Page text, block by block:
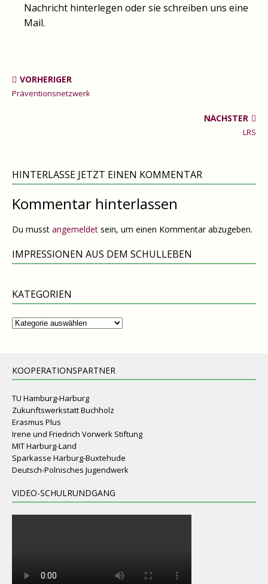
Nachricht hinterlegen oder sie schreiben uns eine
Mail.
VORHERIGER
Präventionsnetzwerk
NÄCHSTER
LRS
HINTERLASSE JETZT EINEN KOMMENTAR
Kommentar hinterlassen
Du musst angemeldet sein, um einen Kommentar abzugeben.
IMPRESSIONEN AUS DEM SCHULLEBEN
KATEGORIEN
Kategorien
KOOPERATIONSPARTNER
TU Hamburg-Harburg
Zukunftswerkstatt Buchholz
Erasmus Plus
Irene und Friedrich Vorwerk Stiftung
MIT Harburg-Land
Sparkasse Harburg-Buxtehude
Deutsch-Polnisches Jugendwerk
VIDEO-SCHULRUNDGANG